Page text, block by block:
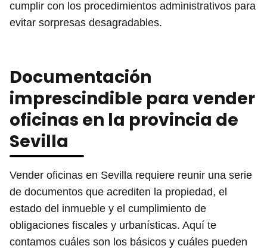
cumplir con los procedimientos administrativos para
evitar sorpresas desagradables.
Documentación
imprescindible para vender
oficinas en la provincia de
Sevilla
Vender oficinas en Sevilla requiere reunir una serie
de documentos que acrediten la propiedad, el
estado del inmueble y el cumplimiento de
obligaciones fiscales y urbanísticas. Aquí te
contamos cuáles son los básicos y cuáles pueden